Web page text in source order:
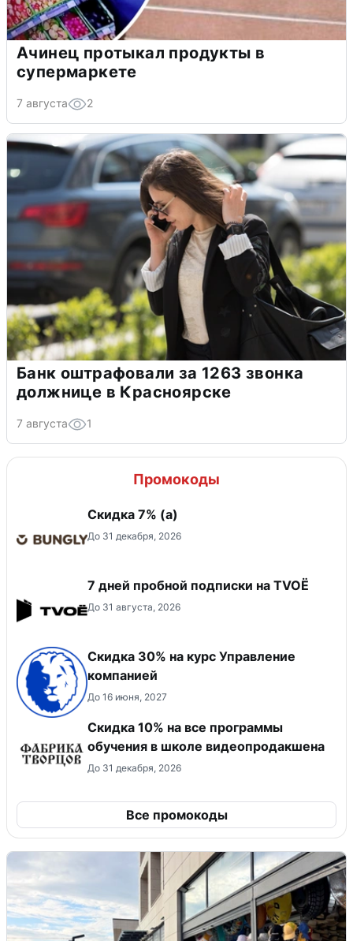
Ачинец протыкал продукты в
супермаркете
7 августа 2
Банк оштрафовали за 1263 звонка
должнице в Красноярске
7 августа 1
Промокоды
Скидка ​7% (а)
До 31 декабря, 2026
7 дней пробной подписки на TVOЁ
До 31 августа, 2026
Скидка 30% на курс Управление
компанией
До 16 июня, 2027
Скидка 10% на все программы
обучения в школе видеопродакшена
До 31 декабря, 2026
Все промокоды